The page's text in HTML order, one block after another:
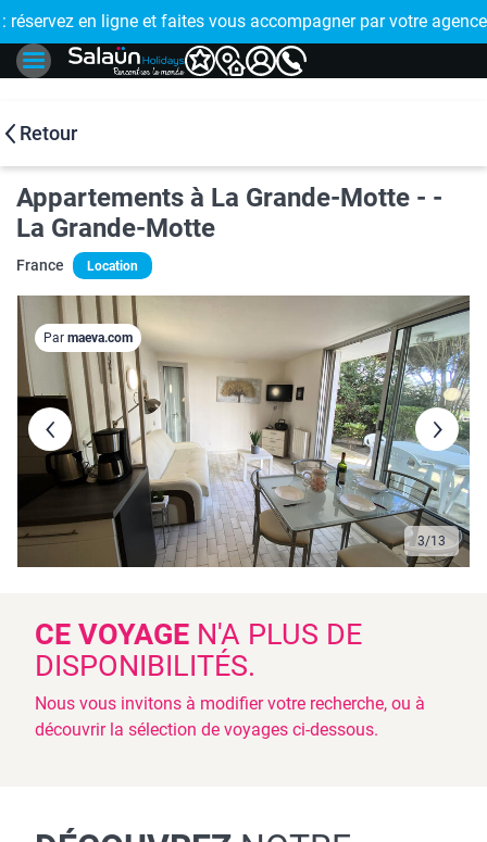
!
: réservez en ligne et faites vous accompagner par votre
🤩
Retour
Appartements à La Grande-Motte - -
La Grande-Motte
France Location
3/13
Par maeva.com
CE VOYAGE N'A PLUS DE
DISPONIBILITÉS.
Nous vous invitons à modifier votre recherche, ou à
découvrir la sélection de voyages ci-dessous.